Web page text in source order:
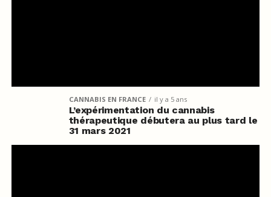
CANNABIS EN FRANCE il y a 5 ans
L’expérimentation du cannabis
thérapeutique débutera au plus tard le
31 mars 2021